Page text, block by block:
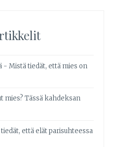
- Mistä tiedät, että mies on
mies? Tässä kahdeksan
että elät parisuhteessa